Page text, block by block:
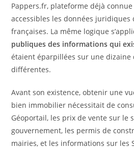
Pappers.fr, plateforme déjà
accessibles les données juridiques
françaises. La même logique
publiques des informations qui
étaient éparpillées sur une dizaine
différentes.
Avant son existence, obtenir une
bien immobilier nécessitait de
Géoportail, les prix de vente sur le
gouvernement, les permis de
mairies, et les informations sur les